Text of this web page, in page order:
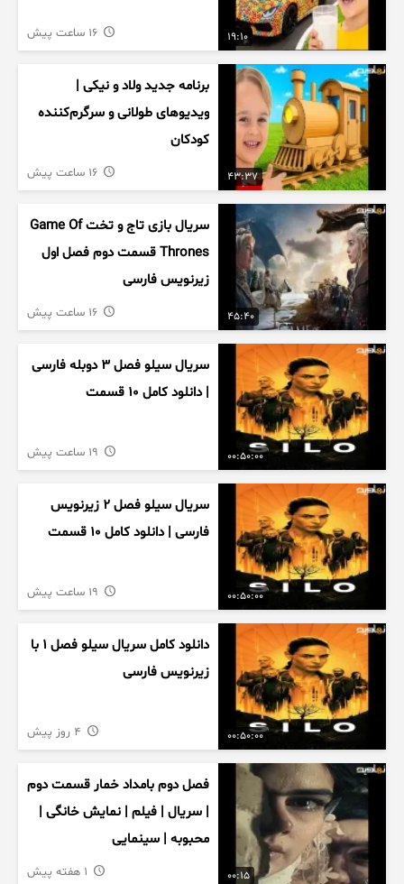
19:10
43:37
برنامه جدید ولاد و نیکی |
ویدیوهای طولانی و سرگرم‌کننده
کودکان
45:40
سریال بازی تاج و تخت Game Of
Thrones قسمت دوم فصل اول
زیرنویس فارسی
00:50:00
سریال سیلو فصل ۳ دوبله فارسی
| دانلود کامل ۱۰ قسمت
00:50:00
سریال سیلو فصل ۲ زیرنویس
فارسی | دانلود کامل ۱۰ قسمت
00:50:00
دانلود کامل سریال سیلو فصل ۱ با
زیرنویس فارسی
00:15
فصل دوم بامداد خمار قسمت دوم
| سریال | فیلم | نمایش خانگی |
محبوبه | سینمایی